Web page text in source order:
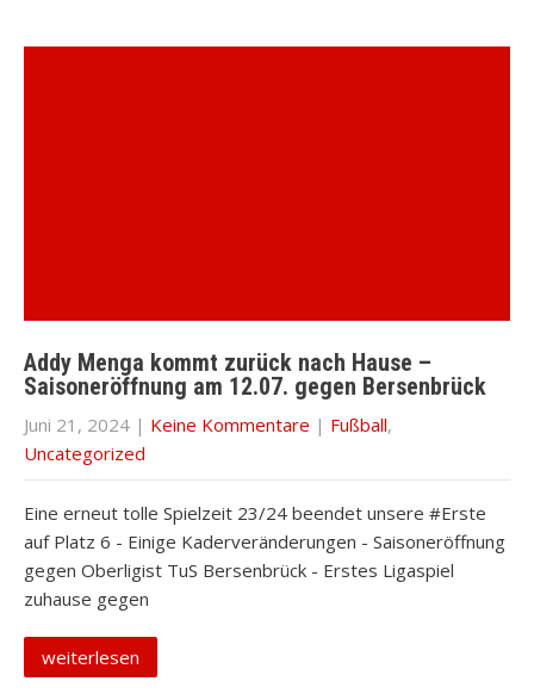
Addy Menga kommt zurück nach Hause –
Saisoneröffnung am 12.07. gegen Bersenbrück
Juni 21, 2024 | Keine Kommentare | Fußball,
Uncategorized
Eine erneut tolle Spielzeit 23/24 beendet unsere #Erste
auf Platz 6 - Einige Kaderveränderungen - Saisoneröffnung
gegen Oberligist TuS Bersenbrück - Erstes Ligaspiel
zuhause gegen
weiterlesen